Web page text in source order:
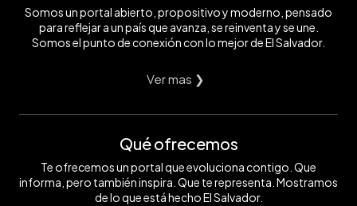
Somos un portal abierto, propositivo y moderno, pensado
para reflejar a un país que avanza, se reinventa y se une.
Somos el punto de conexión con lo mejor de El Salvador.
Ver mas ❯
Qué ofrecemos
Te ofrecemos un portal que evoluciona contigo. Que
informa, pero también inspira. Que te representa. Mostramos
de lo que está hecho El Salvador.